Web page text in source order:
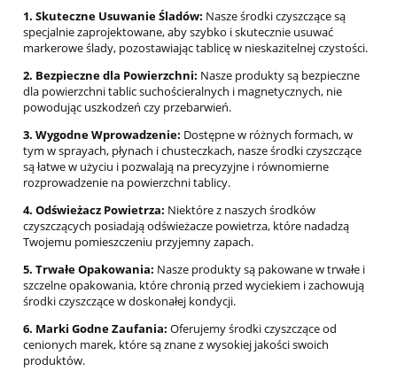
1. Skuteczne Usuwanie Śladów: Nasze środki czyszczące są
specjalnie zaprojektowane, aby szybko i skutecznie usuwać
markerowe ślady, pozostawiając tablicę w nieskazitelnej czystości.
2. Bezpieczne dla Powierzchni: Nasze produkty są bezpieczne
dla powierzchni tablic suchościeralnych i magnetycznych, nie
powodując uszkodzeń czy przebarwień.
3. Wygodne Wprowadzenie: Dostępne w różnych formach, w
tym w sprayach, płynach i chusteczkach, nasze środki czyszczące
są łatwe w użyciu i pozwalają na precyzyjne i równomierne
rozprowadzenie na powierzchni tablicy.
4. Odświeżacz Powietrza: Niektóre z naszych środków
czyszczących posiadają odświeżacze powietrza, które nadadzą
Twojemu pomieszczeniu przyjemny zapach.
5. Trwałe Opakowania: Nasze produkty są pakowane w trwałe i
szczelne opakowania, które chronią przed wyciekiem i zachowują
środki czyszczące w doskonałej kondycji.
6. Marki Godne Zaufania: Oferujemy środki czyszczące od
cenionych marek, które są znane z wysokiej jakości swoich
produktów.